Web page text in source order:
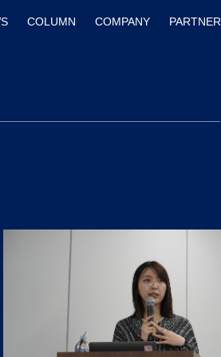
COLUMN COMPANY PARTNER